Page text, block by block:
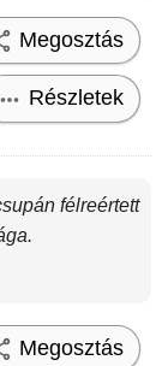
Megosztás
Részletek
félreértett
Megosztás